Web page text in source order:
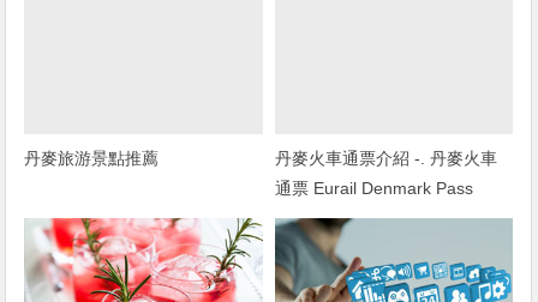
丹麥旅游景點推薦
丹麥火車通票介紹 -. 丹麥火車
通票 Eurail Denmark Pass